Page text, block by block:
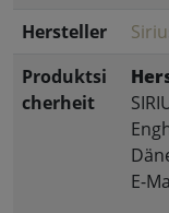
Hersteller
Produktsi
cherheit
E-